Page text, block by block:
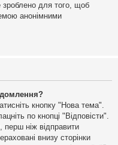
зроблено для того, щоб
анонімними
кнопку "Нова тема".
по кнопці "Відповісти".
ніж відправити
внизу сторінки